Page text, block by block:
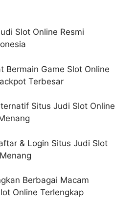
Slot Online Resmi
Bermain Game Slot Online
Terbesar
Situs Judi Slot Online
& Login Situs Judi Slot
Berbagai Macam
Online Terlengkap